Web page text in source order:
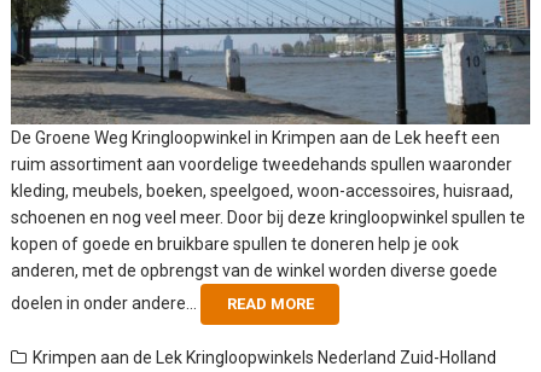
De Groene Weg Kringloopwinkel in Krimpen aan de Lek heeft een
ruim assortiment aan voordelige tweedehands spullen waaronder
kleding, meubels, boeken, speelgoed, woon-accessoires, huisraad,
schoenen en nog veel meer. Door bij deze kringloopwinkel spullen te
kopen of goede en bruikbare spullen te doneren help je ook
anderen, met de opbrengst van de winkel worden diverse goede
doelen in onder andere...
READ MORE
Krimpen aan de Lek Kringloopwinkels Nederland Zuid-Holland